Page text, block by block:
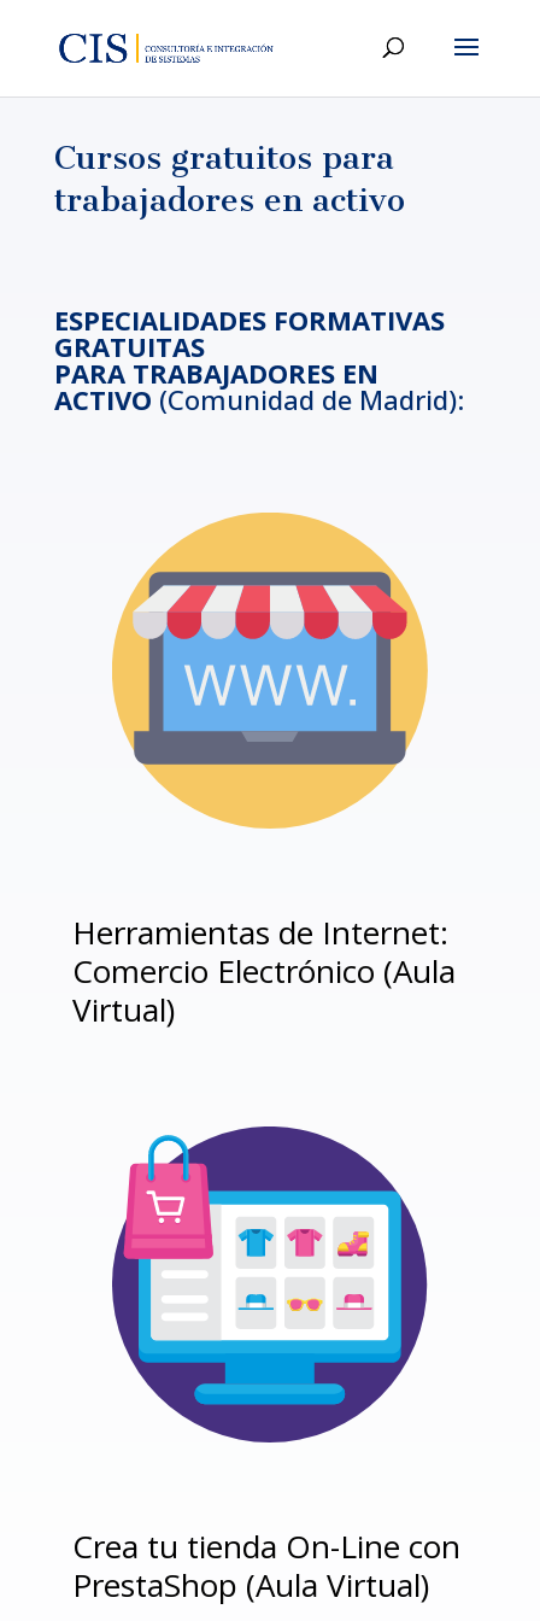
Cursos gratuitos para
trabajadores en activo
ESPECIALIDADES FORMATIVAS
GRATUITAS
PARA TRABAJADORES EN
ACTIVO (Comunidad de Madrid):
Herramientas de Internet:
Comercio Electrónico (Aula
Virtual)
Crea tu tienda On-Line con
PrestaShop (Aula Virtual)